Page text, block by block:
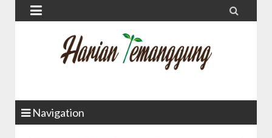
 
Navigation